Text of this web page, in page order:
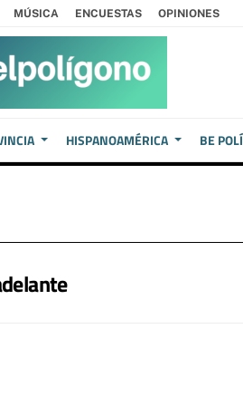
MÚSICA ENCUESTAS OPINIONES
HISPANOAMÉRICA BE